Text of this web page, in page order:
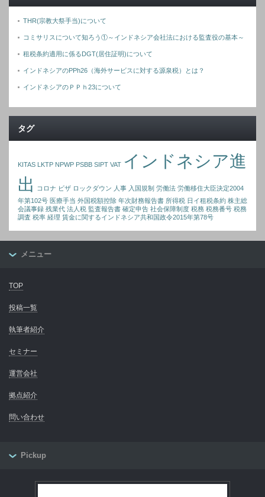
THR(宗教大祭手当)について
コミサリスについて知ろう①～インドネシア会社法における監査役の基本～
租税条約適用に係るDGT(居住証明)について
インドネシアのPPh26（海外サービスに対する源泉税）とは？
インドネシアのＰＰｈ23について
タグ
KITAS LKTP NPWP PSBB SIPT VAT インドネシア進
出
コロナ ビザ ロックダウン 人事 入国規制 労働法 労働移住大臣決定2004
年第102号 医療手当 外国税額控除 年次財務報告書 所得税 日イ租税条約 株主総
会議事録 残業代 法人税 監査報告書 確定申告 社会保障制度 税務 税務番号 税務
調査 税率 経理 賃金に関するインドネシア共和国政令2015年第78号
メニュー
TOP
投稿一覧
執筆者紹介
セミナー
運営会社
拠点紹介
問い合わせ
Pickup